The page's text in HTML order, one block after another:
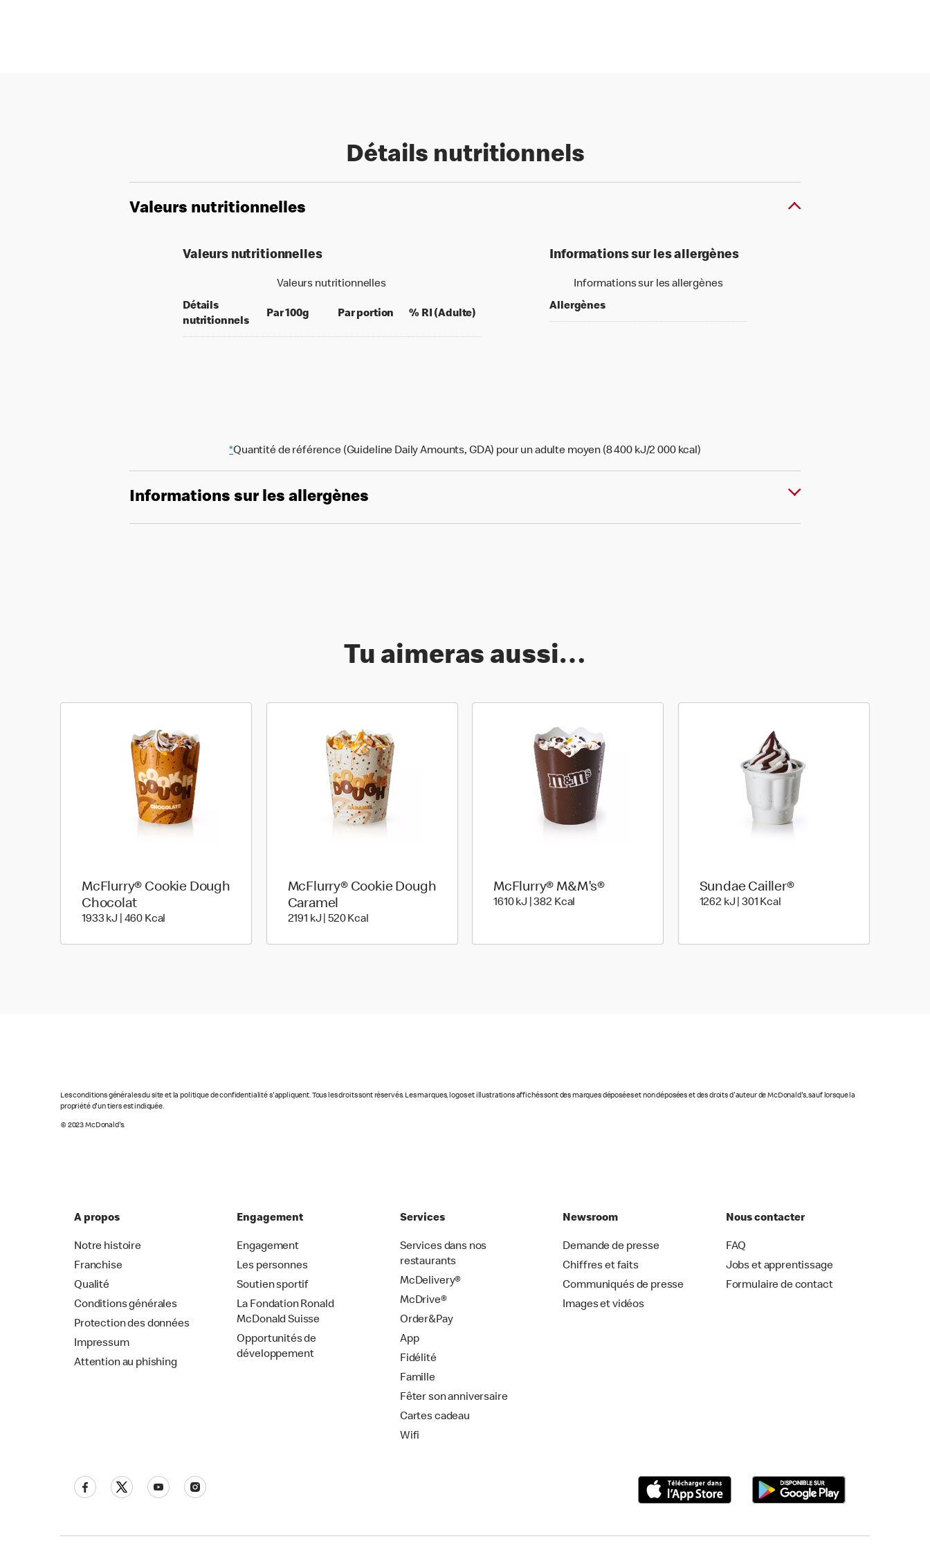
Détails nutritionnels
Valeurs nutritionnelles
Valeurs nutritionnelles
Valeurs nutritionnelles
Détails
nutritionnels
Par 100gper 100 grams
Par portion per portion
% RI (Adulte) % daily value for an adult
Informations sur les allergènes
Informations sur les allergènes
Allergènes
*Quantité de référence (Guideline Daily Amounts, GDA) pour un adulte moyen (8 400 kJ/2 000 kcal)
Informations sur les allergènes
Tu aimeras aussi…
McFlurry® Cookie Dough
Chocolat
1933 kJ | 460 Kcal 1933 kiloJoule | 460 kilo calories
McFlurry® Cookie Dough
Caramel
2191 kJ | 520 Kcal2191 kiloJoule | 520 kilo calories
McFlurry® M&M's®
1610 kJ | 382 Kcal 1610 kiloJoule | 382 kilo calories
Sundae Cailler®
1262 kJ | 301 Kcal1262 kiloJoule | 301 kilo
Les conditions générales du site et la politique de confidentialité s'appliquent. Tous les droits sont réservés. Les marques, logos et illustrations affichés sont des marques déposées et non déposées et des droits d'auteur de McDonald's, sauf lorsque la
propriété d'un tiers est indiquée.
© 2023 McDonald's.
A propos
Notre histoire
Franchise
Qualité
Conditions générales
Protection des données
Impressum
Attention au phishing
Engagement
Engagement
Les personnes
Soutien sportif
La Fondation Ronald
McDonald Suisse
Opportunités de
développement
Services
Services dans nos
restaurants
McDelivery®
McDrive®
Order&Pay
App
Fidélité
Famille
Fêter son anniversaire
Cartes cadeau
Wifi
Newsroom
Demande de presse
Chiffres et faits
Communiqués de presse
Images et vidéos
Nous contacter
FAQ
Jobs et apprentissage
Formulaire de contact